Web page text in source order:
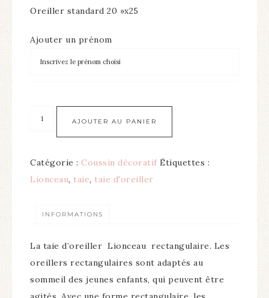
Oreiller standard 20 »x25
Ajouter un prénom
AJOUTER AU PANIER
Catégorie : Coussin décoratif Étiquettes :
Lionceau, taie, taie d'oreiller
INFORMATIONS
La taie d’oreiller Lionceau rectangulaire. Les
oreillers rectangulaires sont adaptés au
sommeil des jeunes enfants, qui peuvent être